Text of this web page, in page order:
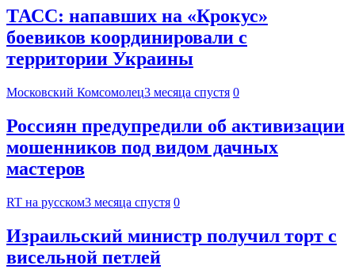
ТАСС: напавших на «Крокус»
боевиков координировали с
территории Украины
Московский Комсомолец3 месяца спустя 0
Россиян предупредили об активизации
мошенников под видом дачных
мастеров
RT на русском3 месяца спустя 0
Израильский министр получил торт с
висельной петлей